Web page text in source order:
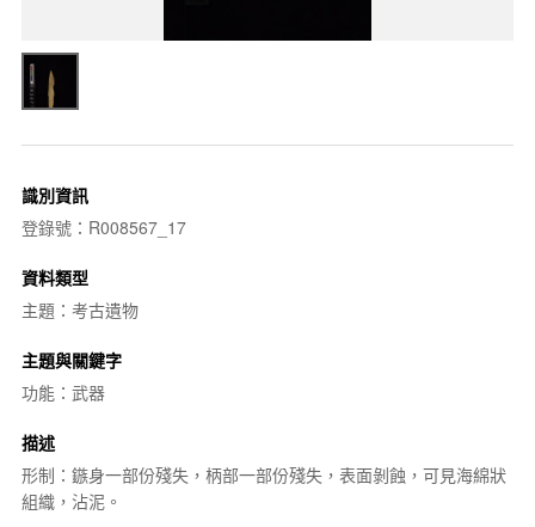
識別資訊
登錄號：R008567_17
資料類型
主題：考古遺物
主題與關鍵字
功能：武器
描述
形制：鏃身一部份殘失，柄部一部份殘失，表面剝蝕，可見海綿狀
組織，沾泥。